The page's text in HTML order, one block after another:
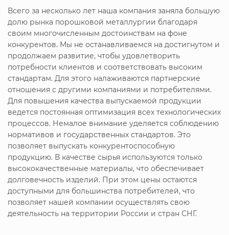
Всего за несколько лет наша компания заняла большую
долю рынка порошковой металлургии благодаря
своим многочисленным достоинствам на фоне
конкурентов. Мы не останавливаемся на достигнутом и
продолжаем развитие, чтобы удовлетворить
потребности клиентов и соответствовать высоким
стандартам. Для этого налаживаются партнерские
отношения с другими компаниями и потребителями.
Для повышения качества выпускаемой продукции
ведется постоянная оптимизация всех технологических
процессов. Немалое внимание уделяется соблюдению
нормативов и государственных стандартов. Это
позволяет выпускать конкурентоспособную
продукцию. В качестве сырья используются только
высококачественные материалы, что обеспечивает
долговечность изделий. При этом цены остаются
доступными для большинства потребителей, что
позволяет нашей компании осуществлять свою
деятельность на территории России и стран СНГ.